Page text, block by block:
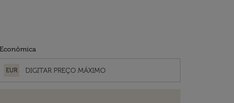
Econômica
EUR